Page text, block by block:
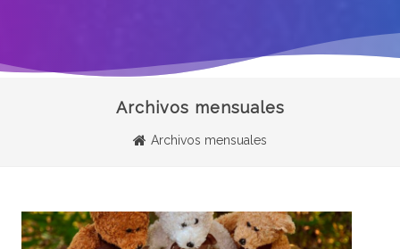
Archivos mensuales
Archivos mensuales